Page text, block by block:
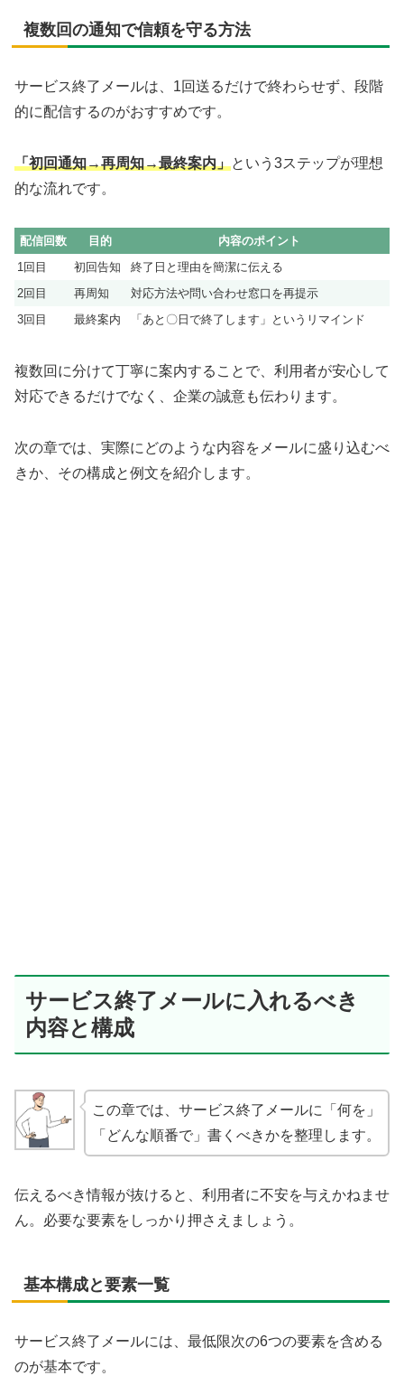
複数回の通知で信頼を守る方法
サービス終了メールは、1回送るだけで終わらせず、段階
的に配信するのがおすすめです。
「初回通知→再周知→最終案内」という3ステップが理想
的な流れです。
配信回数 目的
内容のポイント
1回目
初回告知
終了日と理由を簡潔に伝える
2回目
再周知
対応方法や問い合わせ窓口を再提示
3回目
最終案内 「あと〇日で終了します」というリマインド
複数回に分けて丁寧に案内することで、利用者が安心して
対応できるだけでなく、企業の誠意も伝わります。
次の章では、実際にどのような内容をメールに盛り込むべ
きか、その構成と例文を紹介します。
サービス終了メールに入れるべき
内容と構成
この章では、サービス終了メールに「何を」
「どんな順番で」書くべきかを整理します。
伝えるべき情報が抜けると、利用者に不安を与えかねませ
ん。必要な要素をしっかり押さえましょう。
基本構成と要素一覧
サービス終了メールには、最低限次の6つの要素を含める
のが基本です。